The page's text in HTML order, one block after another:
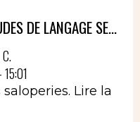
DE LANGAGE SE...
Lire la